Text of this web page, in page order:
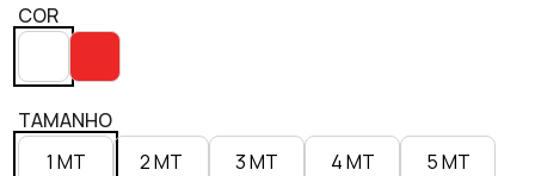
COR
TAMANHO
1 MT
2 MT 3 MT 4 MT 5 MT